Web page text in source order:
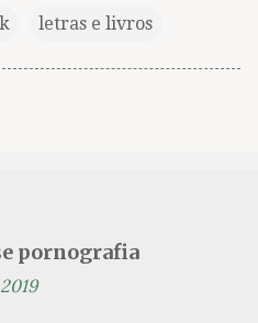
letras e livros
pornografia